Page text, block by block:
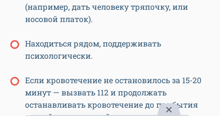
(например, дать человеку тряпочку, или
носовой платок).
Находиться рядом, поддерживать
психологически.
Если кровотечение не остановилось за 15-20
минут — вызвать 112 и продолжать
останавливать кровотечение до прибытия